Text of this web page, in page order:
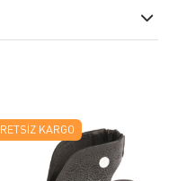
KARGO